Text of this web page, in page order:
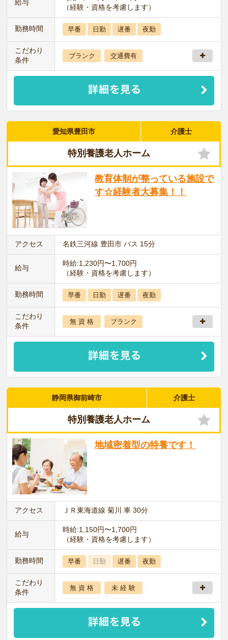
給与
（経験・資格を考慮します）
勤務時間 早番 日勤 遅番 夜勤
こだわり
条件
ブランク 交通費有
愛知県豊田市 介護士
特別養護老人ホーム
教育体制が整っている施設で
す☆経験者大募集！！
アクセス 名鉄三河線 豊田市 バス 15分
給与
時給:1,230円〜1,700円
（経験・資格を考慮します）
勤務時間 早番 日勤 遅番 夜勤
こだわり
条件
無 資 格 ブランク
静岡県御前崎市 介護士
特別養護老人ホーム
地域密着型の特養です！
アクセス ＪＲ東海道線 菊川 車 30分
給与
時給:1,150円〜1,700円
（経験・資格を考慮します）
勤務時間 早番 日勤 遅番 夜勤
こだわり
条件
無 資 格 未 経 験